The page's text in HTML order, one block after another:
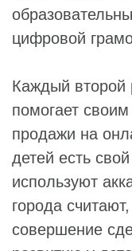
цифровой
Каждый второй
помогает
продажи на
детей есть
используют
города
совершение